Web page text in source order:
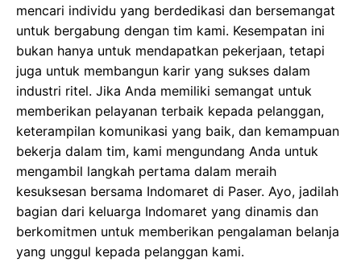
mencari individu yang berdedikasi dan bersemangat
untuk bergabung dengan tim kami. Kesempatan ini
bukan hanya untuk mendapatkan pekerjaan, tetapi
juga untuk membangun karir yang sukses dalam
industri ritel. Jika Anda memiliki semangat untuk
memberikan pelayanan terbaik kepada pelanggan,
keterampilan komunikasi yang baik, dan kemampuan
bekerja dalam tim, kami mengundang Anda untuk
mengambil langkah pertama dalam meraih
kesuksesan bersama Indomaret di Paser. Ayo, jadilah
bagian dari keluarga Indomaret yang dinamis dan
berkomitmen untuk memberikan pengalaman belanja
yang unggul kepada pelanggan kami.